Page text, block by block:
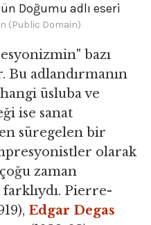
Doğumu adlı eseri
(Public Domain)
bazı
Bu adlandırmanın
üsluba ve
ise sanat
süregelen bir
olarak
zaman
Pierre-
Edgar Degas